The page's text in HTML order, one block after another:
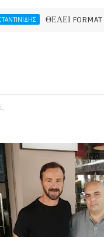
ΘΕΛΕΙ FORMAT O ΑΡΗΣ